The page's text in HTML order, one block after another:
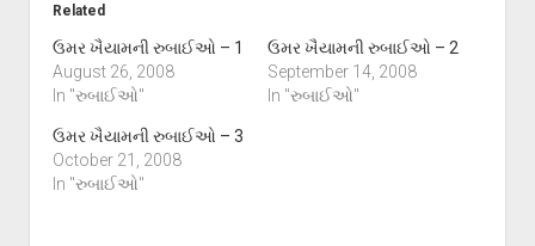
Related
ઉમર ખૈયામની રુબાઈઓ – 1
August 26, 2008
In "રુબાઈઓ"
ઉમર ખૈયામની રુબાઈઓ – 2
September 14, 2008
In "રુબાઈઓ"
ઉમર ખૈયામની રુબાઈઓ – 3
October 21, 2008
In "રુબાઈઓ"